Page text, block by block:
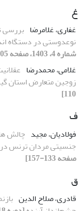
غ
غفاری، غلامرضا بررسی
نوع‏دوستی در دستگاه
شماره 4، 1403، صفحه 105-132]
غلامی، محمدرضا
زوجین متعارض استان
110]
ف
فولادیان، مجید چالش
جنسیتی مردان ترنس
صفحه 133-157]
ق
قادری، صلاح الدین